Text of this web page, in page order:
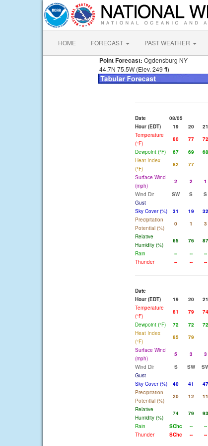
HOME FORECAST PAST WEATHER
Point Forecast: Ogdensburg NY
44.7N 75.5W (Elev. 249 ft)
Date 08/05
Hour (EDT)
19 20 21
Temperature
(°F)
80 77 72
Dewpoint (°F)
67 69 68
Heat Index
(°F)
82 77
Surface Wind
(mph)
2 2 1
Wind Dir
SW S S
Gust
Sky Cover (%)
31 19 32
Precipitation
Potential (%)
0 1 3
Relative
Humidity (%)
65 76 87
Rain
-- -- --
Thunder
-- -- --
Date
Hour (EDT)
19 20 21
Temperature
(°F)
81 79 74
Dewpoint (°F)
72 72 72
Heat Index
(°F)
85 79
Surface Wind
(mph)
5 3 3
Wind Dir
S SW
Gust
Sky Cover (%)
40 41 47
Precipitation
Potential (%)
20 12 11
Relative
Humidity (%)
74 79 93
Rain
SChc -- --
Thunder
SChc -- --